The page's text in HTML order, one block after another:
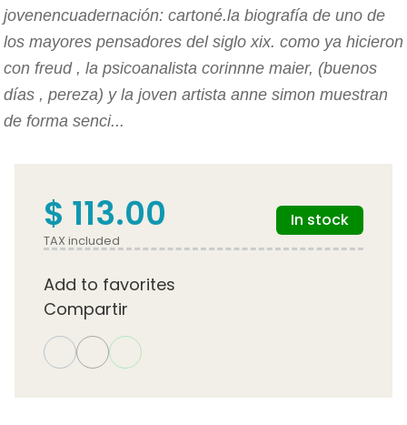
jovenencuadernación: cartoné.la biografía de uno de
los mayores pensadores del siglo xix. como ya hicieron
con freud , la psicoanalista corinnne maier, (buenos
días , pereza) y la joven artista anne simon muestran
de forma senci...
$ 113.00
TAX included
In stock
Add to favorites
Compartir